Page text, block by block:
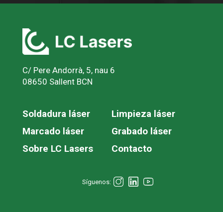
C/ Pere Andorrà, 5, nau 6
08650 Sallent BCN
Soldadura láser
Limpieza láser
Marcado láser
Grabado láser
Sobre LC Lasers
Contacto
Síguenos: